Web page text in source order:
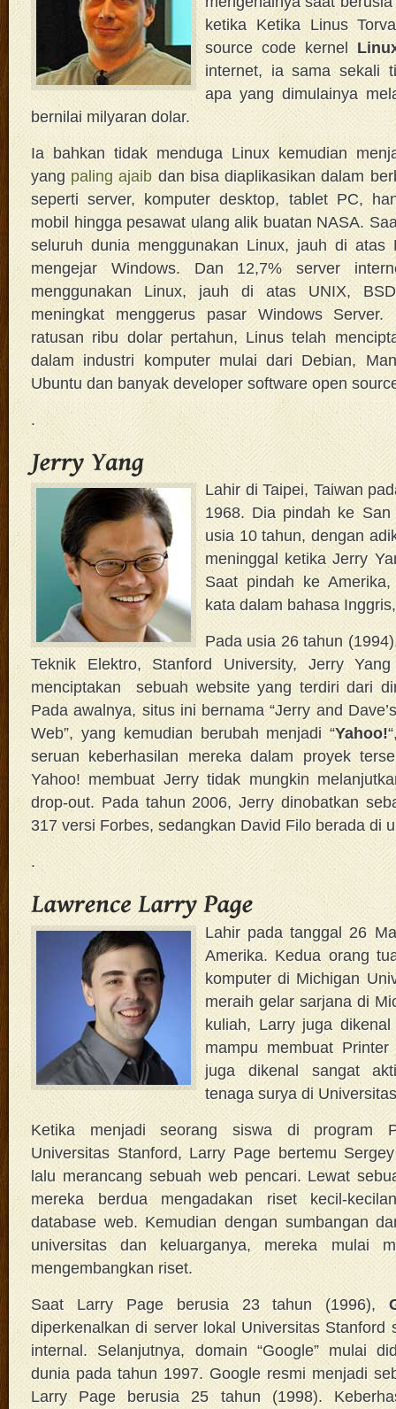
ketika Ketika Linus
source code kernel
internet, ia sama sekali
apa yang dimulainya
bernilai milyaran dolar.
Ia bahkan tidak menduga Linux kemudian
yang paling ajaib dan bisa diaplikasikan dalam
seperti server, komputer desktop, tablet PC,
mobil hingga pesawat ulang alik buatan NASA.
seluruh dunia menggunakan Linux, jauh di atas
mengejar Windows. Dan 12,7% server
menggunakan Linux, jauh di atas UNIX,
meningkat menggerus pasar Windows Server.
ratusan ribu dolar pertahun, Linus telah
dalam industri komputer mulai dari Debian,
Ubuntu dan banyak developer software open
.
Lahir di Taipei, Taiwan
1968. Dia pindah ke
usia 10 tahun, dengan
meninggal ketika Jerry
Saat pindah ke
kata dalam bahasa
Pada usia 26 tahun
Teknik Elektro, Stanford University, Jerry
menciptakan sebuah website yang terdiri dari
Pada awalnya, situs ini bernama “Jerry and
Web”, yang kemudian berubah menjadi “Yahoo!
seruan keberhasilan mereka dalam proyek
Yahoo! membuat Jerry tidak mungkin
drop-out. Pada tahun 2006, Jerry dinobatkan
317 versi Forbes, sedangkan David Filo berada di
.
Lahir pada tanggal 26
Amerika. Kedua orang
komputer di Michigan
meraih gelar sarjana di
kuliah, Larry juga
mampu membuat
juga dikenal sangat
tenaga surya di
Ketika menjadi seorang siswa di program
Universitas Stanford, Larry Page bertemu
lalu merancang sebuah web pencari. Lewat
mereka berdua mengadakan riset kecil-
database web. Kemudian dengan sumbangan
universitas dan keluarganya, mereka mulai
mengembangkan riset.
Saat Larry Page berusia 23 tahun (1996),
diperkenalkan di server lokal Universitas Stanford
internal. Selanjutnya, domain “Google” mulai
dunia pada tahun 1997. Google resmi menjadi
Larry Page berusia 25 tahun (1998).